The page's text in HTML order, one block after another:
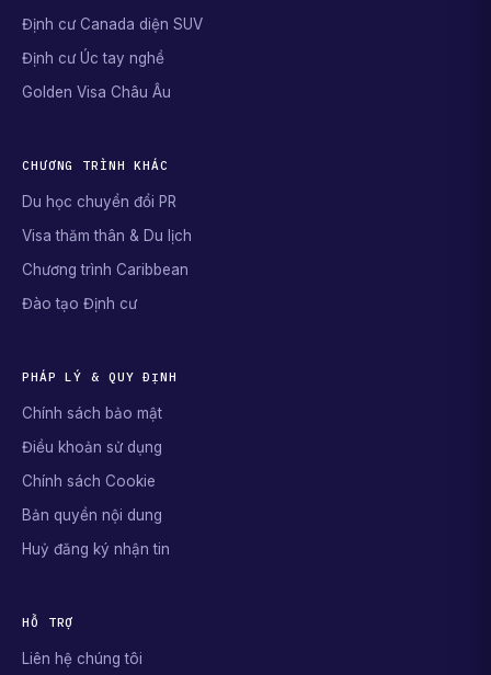
Định cư Canada diện SUV
Định cư Úc tay nghề
Golden Visa Châu Âu
CHƯƠNG TRÌNH KHÁC
Du học chuyển đổi PR
Visa thăm thân & Du lịch
Chương trình Caribbean
Đào tạo Định cư
PHÁP LÝ & QUY ĐỊNH
Chính sách bảo mật
Điều khoản sử dụng
Chính sách Cookie
Bản quyền nội dung
Huỷ đăng ký nhận tin
HỖ TRỢ
Liên hệ chúng tôi